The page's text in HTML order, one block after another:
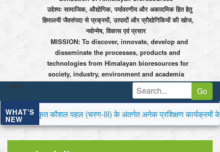
उद्देश्यः सामाजिक, औद्योगिक, पर्यावरणीय और अकादमिक हित हेतु
हिमालयी जैवसंपदा से प्रक्रमों, उत्पादों और प्रौद्योगिकियों की खोज,
नवोन्मेष, विकास एवं प्रसार
MISSION: To discover, innovate, develop and
disseminate the processes, products and
technologies from Himalayan bioresources for
society, industry, environment and academia
 Go
WHAT'S
NEWकौशल पहल (चरण-III) के अंतर्गत अनेक प्रशिक्षण कार्यक्रमों के लिए